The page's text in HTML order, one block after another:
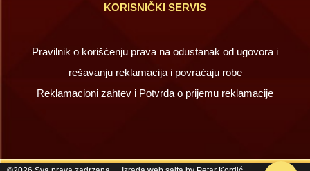
KORISNIČKI SERVIS
Pravilnik o korišćenju prava na odustanak od ugovora i
rešavanju reklamacija i povraćaju robe
Reklamacioni zahtev i Potvrda o prijemu reklamacije